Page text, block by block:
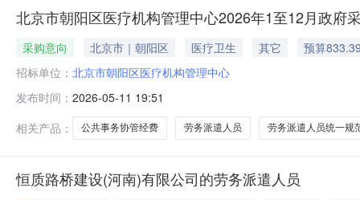
北京市朝阳区医疗机构管理中心2026年1至12月政府
采购意向 北京市｜朝阳区 医疗卫生 其它
预算
招标单位： 北京市朝阳区医疗机构管理中心
发布时间： 2026-05-11 19:51
相关产品：
公共事务协管经费 劳务派遣人员 劳务派遣人员统一规
恒质路桥建设(河南)有限公司的劳务派遣人员